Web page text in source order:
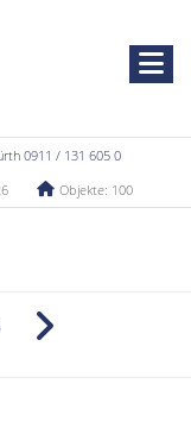
0911 / 131 605 0
Objekte: 100